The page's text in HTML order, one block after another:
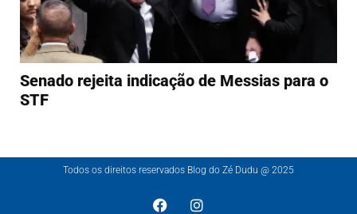
Senado rejeita indicação de Messias para o
STF
Todos os direitos reservados Blog do Zé Dudu @ 2025